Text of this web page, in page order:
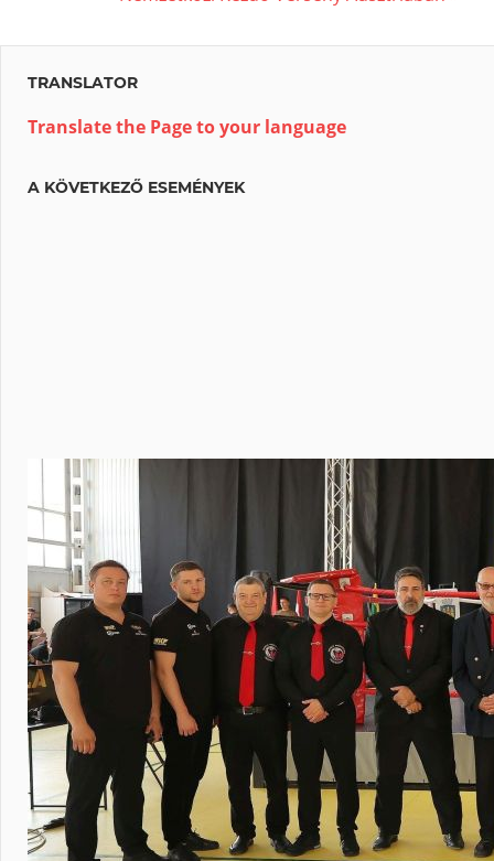
TRANSLATOR
Translate the Page to your language
A KÖVETKEZŐ ESEMÉNYEK